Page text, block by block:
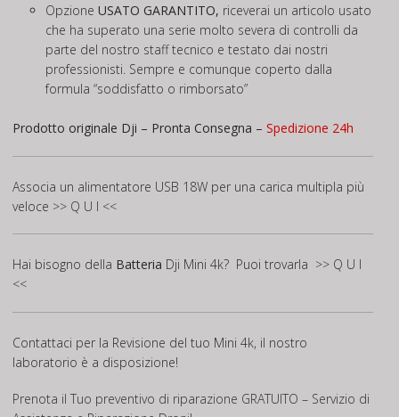
Opzione USATO GARANTITO, riceverai un articolo usato
che ha superato una serie molto severa di controlli da
parte del nostro staff tecnico e testato dai nostri
professionisti. Sempre e comunque coperto dalla
formula “soddisfatto o rimborsato”
Prodotto originale Dji – Pronta Consegna – Spedizione 24h
Associa un alimentatore USB 18W per una carica multipla più
veloce >> Q U I <<
Hai bisogno della Batteria Dji Mini 4k? Puoi trovarla >> Q U I
<<
Contattaci per la Revisione del tuo Mini 4k, il nostro
laboratorio è a disposizione!
Prenota il Tuo preventivo di riparazione GRATUITO – Servizio di